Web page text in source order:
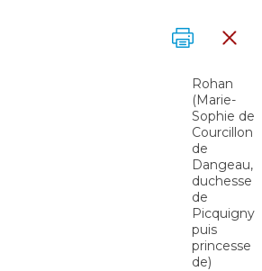
Rohan
(Marie-
Sophie de
Courcillon
de
Dangeau,
duchesse
de
Picquigny
puis
princesse
de)